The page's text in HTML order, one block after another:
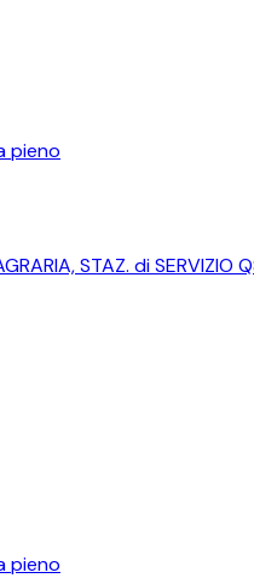
pieno
STAZ. di SERVIZIO
pieno